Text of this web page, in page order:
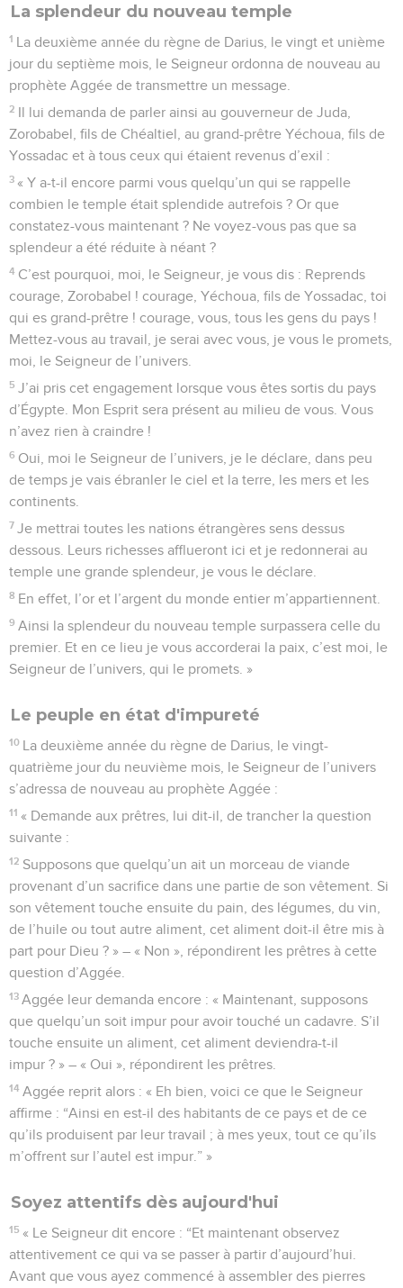
La splendeur du nouveau temple
1 La deuxième année du règne de Darius, le vingt et unième
jour du septième mois, le Seigneur ordonna de nouveau au
prophète Aggée de transmettre un message.
2 Il lui demanda de parler ainsi au gouverneur de Juda,
Zorobabel, fils de Chéaltiel, au grand-prêtre Yéchoua, fils de
Yossadac et à tous ceux qui étaient revenus d’exil :
3 « Y a-t-il encore parmi vous quelqu’un qui se rappelle
combien le temple était splendide autrefois ? Or que
constatez-vous maintenant ? Ne voyez-vous pas que sa
splendeur a été réduite à néant ?
4 C’est pourquoi, moi, le Seigneur, je vous dis : Reprends
courage, Zorobabel ! courage, Yéchoua, fils de Yossadac, toi
qui es grand-prêtre ! courage, vous, tous les gens du pays !
Mettez-vous au travail, je serai avec vous, je vous le promets,
moi, le Seigneur de l’univers.
5 J’ai pris cet engagement lorsque vous êtes sortis du pays
d’Égypte. Mon Esprit sera présent au milieu de vous. Vous
n’avez rien à craindre !
6 Oui, moi le Seigneur de l’univers, je le déclare, dans peu
de temps je vais ébranler le ciel et la terre, les mers et les
continents.
7 Je mettrai toutes les nations étrangères sens dessus
dessous. Leurs richesses afflueront ici et je redonnerai au
temple une grande splendeur, je vous le déclare.
8 En effet, l’or et l’argent du monde entier m’appartiennent.
9 Ainsi la splendeur du nouveau temple surpassera celle du
premier. Et en ce lieu je vous accorderai la paix, c’est moi, le
Seigneur de l’univers, qui le promets. »
Le peuple en état d'impureté
10 La deuxième année du règne de Darius, le vingt-
quatrième jour du neuvième mois, le Seigneur de l’univers
s’adressa de nouveau au prophète Aggée :
11 « Demande aux prêtres, lui dit-il, de trancher la question
suivante :
12 Supposons que quelqu’un ait un morceau de viande
provenant d’un sacrifice dans une partie de son vêtement. Si
son vêtement touche ensuite du pain, des légumes, du vin,
de l’huile ou tout autre aliment, cet aliment doit-il être mis à
part pour Dieu ? » – « Non », répondirent les prêtres à cette
question d’Aggée.
13 Aggée leur demanda encore : « Maintenant, supposons
que quelqu’un soit impur pour avoir touché un cadavre. S’il
touche ensuite un aliment, cet aliment deviendra-t-il
impur ? » – « Oui », répondirent les prêtres.
14 Aggée reprit alors : « Eh bien, voici ce que le Seigneur
affirme : “Ainsi en est-il des habitants de ce pays et de ce
qu’ils produisent par leur travail ; à mes yeux, tout ce qu’ils
m’offrent sur l’autel est impur.” »
Soyez attentifs dès aujourd'hui
15 « Le Seigneur dit encore : “Et maintenant observez
attentivement ce qui va se passer à partir d’aujourd’hui.
Avant que vous ayez commencé à assembler des pierres